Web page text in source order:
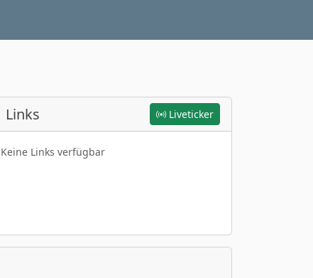
Links Liveticker
Links verfügbar